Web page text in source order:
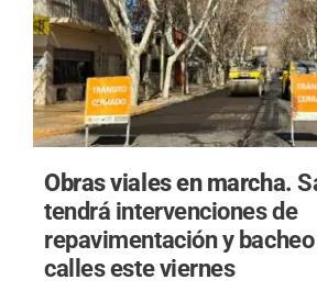
Obras viales en marcha.
tendrá intervenciones de
repavimentación y
calles este viernes